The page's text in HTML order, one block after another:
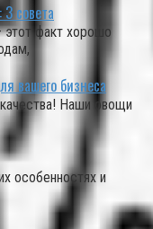
совета
факт хорошо
вашего бизнеса
Наши овощи
особенностях и